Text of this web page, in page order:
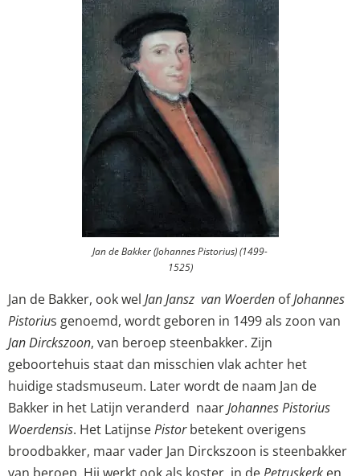
Jan de Bakker (Johannes Pistorius) (1499-
1525)
Jan de Bakker, ook wel Jan Jansz van Woerden ofJohannes
Pistorius genoemd, wordt geboren in 1499 als zoon van
Jan Dirckszoon, van beroep steenbakker. Zijn
geboortehuis staat dan misschien vlak achter het
huidige stadsmuseum. Later wordt de naam Jan de
Bakker in het Latijn veranderd naarJohannes Pistorius
Woerdensis. Het LatijnsePistorbetekent overigens
broodbakker, maar vader Jan Dirckszoon is steenbakker